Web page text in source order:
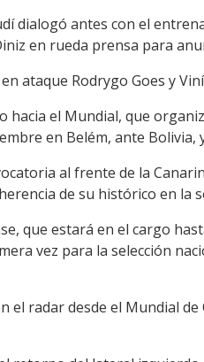
dialogó antes con el
en rueda prensa para
ataque Rodrygo Goes y
hacia el Mundial, que
en Belém, ante Bolivia,
al frente de la
de su histórico en la
que estará en el cargo
vez para la selección
el radar desde el Mundial